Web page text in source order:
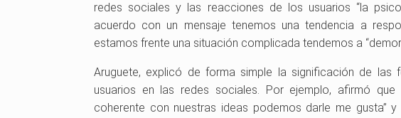
redes sociales y las reacciones de los usuarios “la
acuerdo con un mensaje tenemos una tendencia a
estamos frente una situación complicada tendemos a
Aruguete, explicó de forma simple la significación de las
usuarios en las redes sociales. Por ejemplo, afirmó
coherente con nuestras ideas podemos darle me gusta”